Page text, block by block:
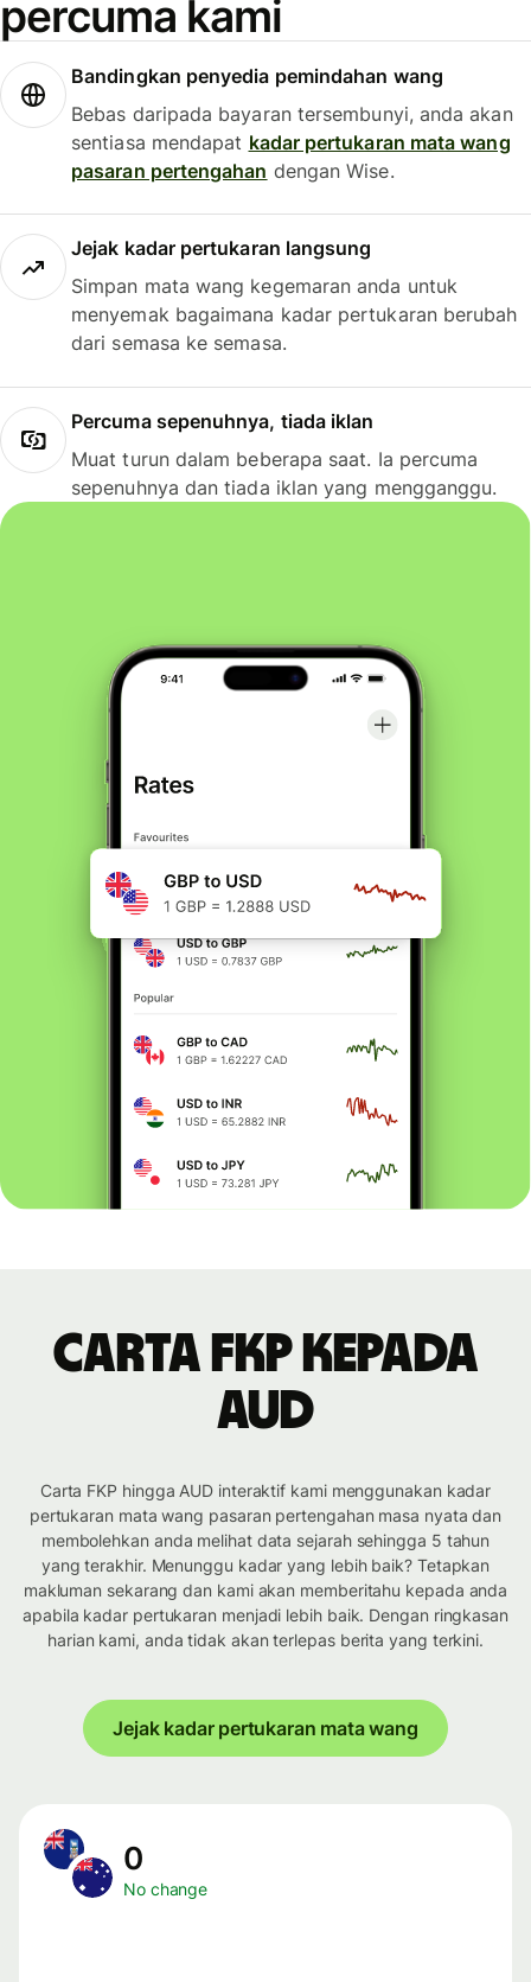
percuma kami
Bandingkan penyedia pemindahan wang
Bebas daripada bayaran tersembunyi, anda akan
sentiasa mendapat kadar pertukaran mata wang
pasaran pertengahan dengan Wise.
Jejak kadar pertukaran langsung
Simpan mata wang kegemaran anda untuk
menyemak bagaimana kadar pertukaran berubah
dari semasa ke semasa.
Percuma sepenuhnya, tiada iklan
Muat turun dalam beberapa saat. Ia percuma
sepenuhnya dan tiada iklan yang mengganggu.
Carta FKP kepada
AUD
Carta FKP hingga AUD interaktif kami menggunakan kadar
pertukaran mata wang pasaran pertengahan masa nyata dan
membolehkan anda melihat data sejarah sehingga 5 tahun
yang terakhir. Menunggu kadar yang lebih baik? Tetapkan
makluman sekarang dan kami akan memberitahu kepada anda
apabila kadar pertukaran menjadi lebih baik. Dengan ringkasan
harian kami, anda tidak akan terlepas berita yang terkini.
Jejak kadar pertukaran mata wang
0
No change